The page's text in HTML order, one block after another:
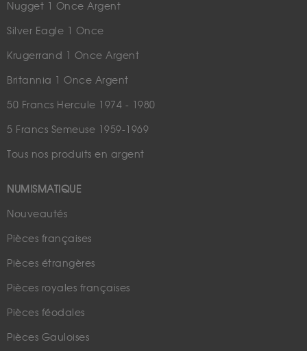
Nugget 1 Once Argent
Silver Eagle 1 Once
Krugerrand 1 Once Argent
Britannia 1 Once Argent
50 Francs Hercule 1974 - 1980
5 Francs Semeuse 1959-1969
Tous nos produits en argent
NUMISMATIQUE
Nouveautés
Pièces françaises
Pièces étrangères
Pièces royales françaises
Pièces féodales
Pièces Gauloises